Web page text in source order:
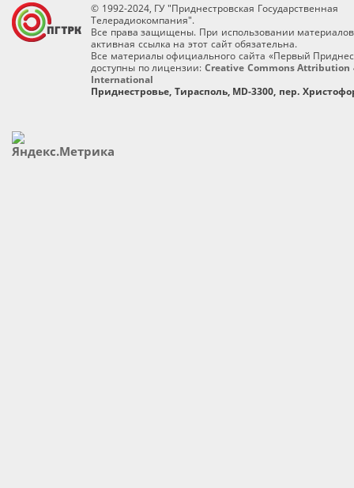
© 1992-2024, ГУ "Приднестровская Государственная
Телерадиокомпания".
Все права защищены. При использовании
активная ссылка на этот сайт обязательна.
Все материалы официального сайта «Первый
доступны по лицензии: Creative Commons Attribution
International
Приднестровье, Тирасполь, MD-3300, пер.